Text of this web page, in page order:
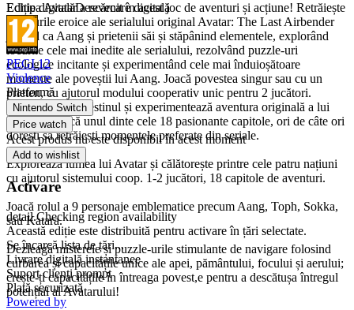
Echipa Avatar a revenit în acest joc de aventuri și acțiune! Retrăiește
aventurile eroice ale serialului original Avatar: The Last Airbender
jucând ca Aang și prietenii săi și stăpânind elementele, explorând
locurile cele mai inedite ale serialului, rezolvând puzzle-uri
ecologice incitante și experimentând cele mai înduioșătoare
momente ale poveștii lui Aang.​ Joacă povestea singur sau cu un
prieten, cu ajutorul modului cooperativ unic pentru 2 jucători.
Îmbrățișează-ți destinul și experimentează aventura originală a lui
Aang. Rejoacă unul dinte cele 18 pasionante capitole, ori de câte ori
dorești să retrăiești momentele preferate din seriale.
Explorează lumea lui Avatar și călătorește printre cele patru națiuni
cu ajutorul sistemului coop. 1-2 jucători, 18 capitole de aventuri.
Joacă rolul a 9 personaje emblematice precum Aang, Toph, Sokka,
sau Katara.
Dezleagă misterele și puzzle-urile stimulante de navigare folosind
curbarea și capacitățile unice ale apei, pământului, focului și aerului;
crește-ți capacitățile în întreaga povest,e pentru a descătușa întregul
potențial al Avatarului!
Ediție digitalăDescărcare digitală
PEGI 12
Violence
Platformă
Nintendo Switch
Price watch
Acest produs nu este disponibil în acest moment
Add to wishlist
Activare
detail.Checking region availability
Această ediție este distribuită pentru activare în țări selectate.
Se încarcă lista de țări...
Livrare digitală instantanee
Suport clienți prompt
Plată securizată
Powered by